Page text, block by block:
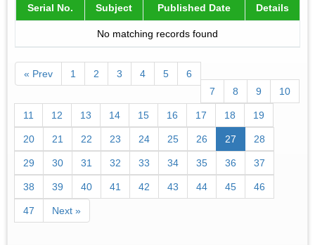
Serial No. Subject Published Date Details
No matching records found
« Prev 1 2 3 4 5
6
7
8 9 10
11 12 13 14 15 16 17 18 19
20 21 22 23 24 25 26 27 28
29 30 31 32 33 34 35 36 37
38 39 40 41 42 43 44 45 46
47 Next »